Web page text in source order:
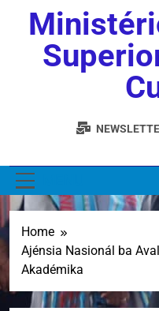
Home
Ajénsia Nasionál ba
Akadémika